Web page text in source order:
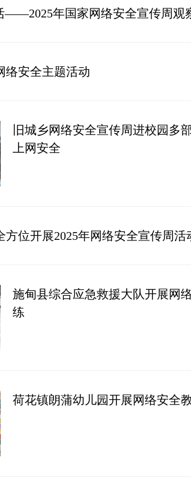
——2025年国家网络安全宣传周观
络安全主题活动
旧城乡网络安全宣传周进校园多
上网安全
方位开展2025年网络安全宣传周活
施甸县综合应急救援大队开展网
练
荷花镇朗蒲幼儿园开展网络安全